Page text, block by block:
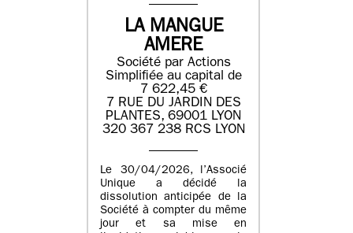
LA MANGUE
AMERE
Société par Actions
Simplifiée au capital de
7 622,45 €
7 RUE DU JARDIN DES
PLANTES, 69001 LYON
320 367 238 RCS LYON
Le 30/04/2026, l’Associé
Unique a décidé la
dissolution anticipée de la
Société à compter du même
jour et sa mise en